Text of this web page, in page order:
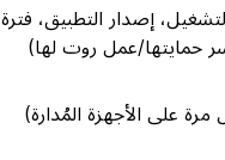
إصدار التطبيق، فترة
حمايتها/عمل روت لها)
على الأجهزة المُدارة)